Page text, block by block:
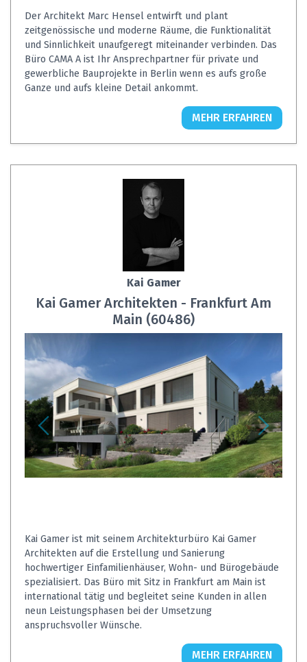
Der Architekt Marc Hensel entwirft und plant
zeitgenössische und moderne Räume, die Funktionalität
und Sinnlichkeit unaufgeregt miteinander verbinden. Das
Büro CAMA A ist Ihr Ansprechpartner für private und
gewerbliche Bauprojekte in Berlin wenn es aufs große
Ganze und aufs kleine Detail ankommt.
MEHR ERFAHREN
Kai Gamer
Kai Gamer Architekten - Frankfurt Am
Main (60486)
Kai Gamer ist mit seinem Architekturbüro Kai Gamer
Architekten auf die Erstellung und Sanierung
hochwertiger Einfamilienhäuser, Wohn- und Bürogebäude
spezialisiert. Das Büro mit Sitz in Frankfurt am Main ist
international tätig und begleitet seine Kunden in allen
neun Leistungsphasen bei der Umsetzung
anspruchsvoller Wünsche.
MEHR ERFAHREN